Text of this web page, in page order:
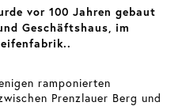
vor 100 Jahren gebaut
Geschäftshaus, im
ramponierten
Prenzlauer Berg und